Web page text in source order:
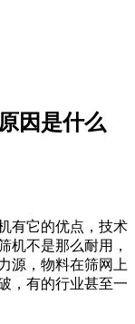
因是什么
有它的优点，技术
机不是那么耐用，
源，物料在筛网上
，有的行业甚至一